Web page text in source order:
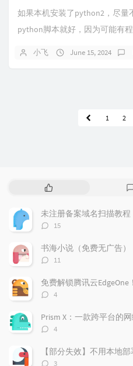
如果本机安装了python2，尽
python脚本就好，因为可能有
小飞 June 15, 2024
1 2
P
p
u
a
r
r
t
c
l
s
未注册备案域名扫描教程
评
数：
15
书海小说（免费无广告）
评
数：
11
评
数：
4
评
数：
4
评
3